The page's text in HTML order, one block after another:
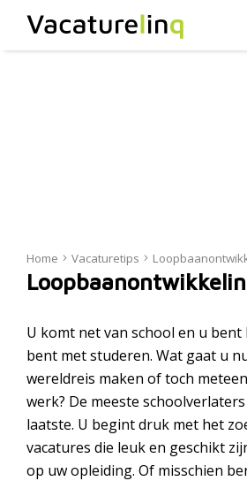
Home Vacaturetips
U komt net van school en u
bent met studeren. Wat gaat u
wereldreis maken of toch
werk? De meeste
laatste. U begint druk met het
vacatures die leuk en geschikt
op uw opleiding. Of misschien